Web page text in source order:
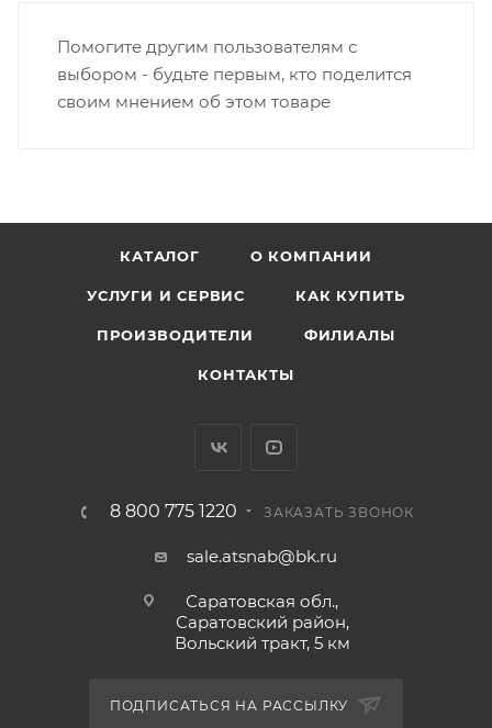
Помогите другим пользователям с
выбором - будьте первым, кто поделится
своим мнением об этом товаре
КАТАЛОГ О КОМПАНИИ
УСЛУГИ И СЕРВИС КАК КУПИТЬ
ПРОИЗВОДИТЕЛИ ФИЛИАЛЫ
КОНТАКТЫ
8 800 775 1220 ЗАКАЗАТЬ ЗВОНОК
sale.atsnab@bk.ru
Саратовская обл.,
Саратовский район,
Вольский тракт, 5 км
ПОДПИСАТЬСЯ НА РАССЫЛКУ